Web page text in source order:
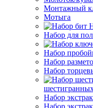
Монтажный
Мотыга
Набор для
Набор
Набор
Набор
Набор
Набор